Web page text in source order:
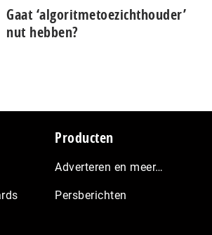
Gaat ‘algoritmetoezichthouder’
nut hebben?
Producten
Adverteren en meer…
Persberichten